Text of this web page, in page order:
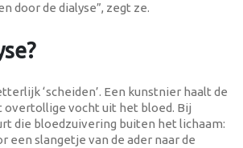
door de dialyse”, zegt ze.
‘scheiden’. Een kunstnier haalt de
vocht uit het bloed. Bij
die bloedzuivering buiten het lichaam:
een slangetje van de ader naar de